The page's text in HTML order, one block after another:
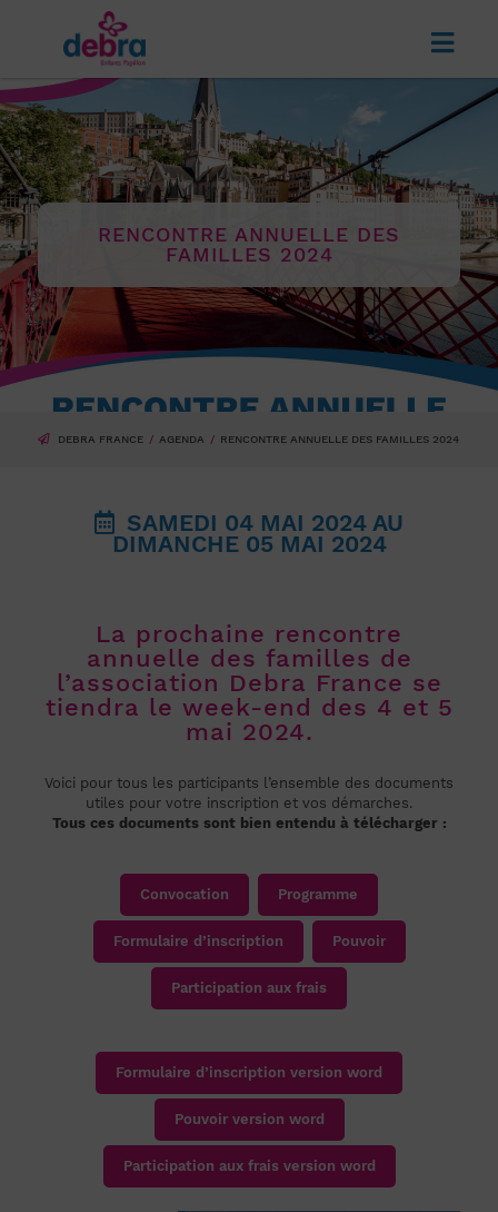
RENCONTRE ANNUELLE DES
FAMILLES 2024
DEBRA FRANCE AGENDA RENCONTRE ANNUELLE DES FAMILLES 2024
SAMEDI 04 MAI 2024 AU
DIMANCHE 05 MAI 2024
La prochaine rencontre
annuelle des familles de
l’association Debra France se
tiendra le week-end des 4 et 5
mai 2024.
Voici pour tous les participants l’ensemble des documents
utiles pour votre inscription et vos démarches.
Tous ces documents sont bien entendu à télécharger :
Convocation Programme
Formulaire d’inscription Pouvoir
Participation aux frais
Formulaire d’inscription version word
Pouvoir version word
Participation aux frais version word